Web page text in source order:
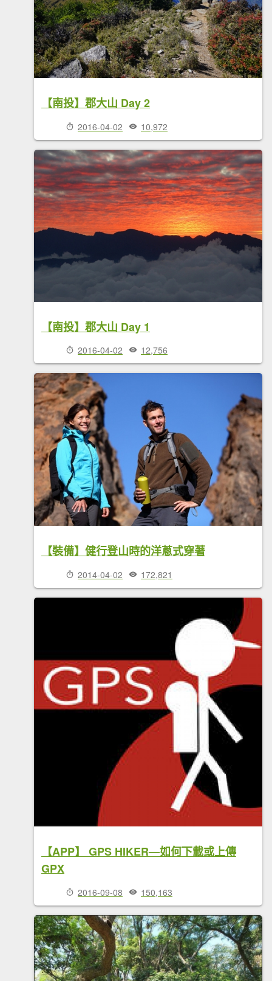
【南投】郡大山 Day 2
2016-04-02 10,972
【南投】郡大山 Day 1
2016-04-02 12,756
【裝備】健行登山時的洋蔥式穿著
2014-04-02 172,821
【APP】 GPS HIKER—如何下載或上傳
GPX
2016-09-08 150,163